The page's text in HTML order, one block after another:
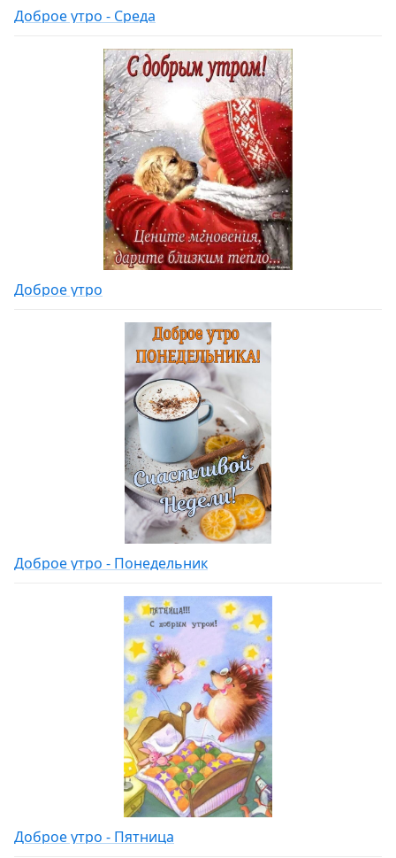
Доброе утро - Среда
Доброе утро
Доброе утро - Понедельник
Доброе утро - Пятница